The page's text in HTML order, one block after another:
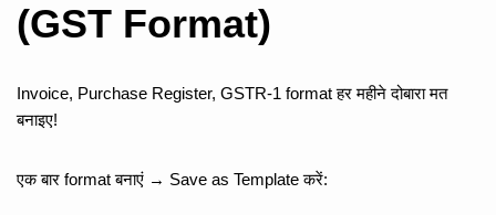
(GST Format)
Invoice, Purchase Register, GSTR-1 format हर महीने दोबारा मत
बनाइए!
एक बार format बनाएं → Save as Template करें: